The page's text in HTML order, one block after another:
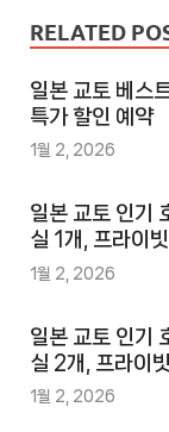
RELATED
일본 교토 베스
특가 할인 예약
1월 2, 2026
일본 교토 인기
실 1개, 프라이
1월 2, 2026
일본 교토 인기
실 2개, 프라이
1월 2, 2026